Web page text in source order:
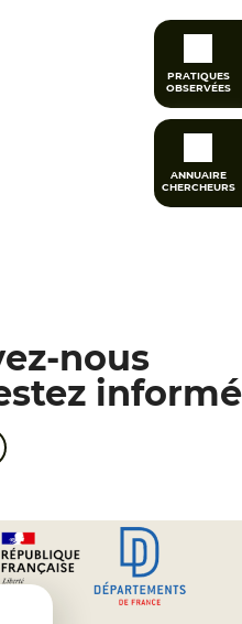
PRATIQUES
OBSERVÉES
ANNUAIRE
CHERCHEURS
nous
informé